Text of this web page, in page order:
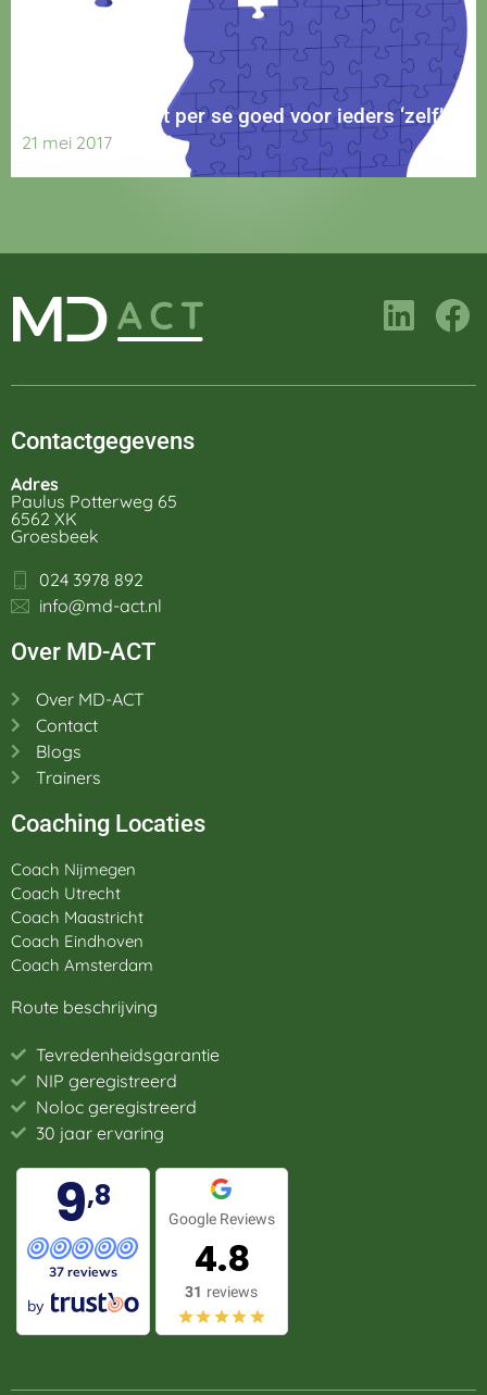
Zelfsturing: niet per se goed voor ieders ‘zelf’
21 mei 2017
Contactgegevens
Adres
Paulus Potterweg 65
6562 XK
Groesbeek
024 3978 892
info@md-act.nl
Over MD-ACT
Over MD-ACT
Contact
Blogs
Trainers
Coaching Locaties
Coach Nijmegen
Coach Utrecht
Coach Maastricht
Coach Eindhoven
Coach Amsterdam
Route beschrijving
Tevredenheidsgarantie
NIP geregistreerd
Noloc geregistreerd
30 jaar ervaring
9,8
37 reviews
by
Google Reviews
4.8
31 reviews